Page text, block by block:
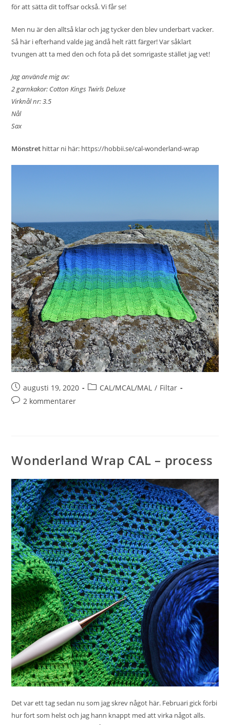
för att sätta dit toffsar också. Vi får se!
Men nu är den alltså klar och jag tycker den blev underbart vacker.
Så här i efterhand valde jag ändå helt rätt färger! Var såklart
tvungen att ta med den och fota på det somrigaste stället jag vet!
Jag använde mig av:
2 garnkakor: Cotton Kings Twirls Deluxe
Virknål nr: 3.5
Nål
Sax
Mönstret hittar ni här: https://hobbii.se/cal-wonderland-wrap
augusti 19, 2020 CAL/MCAL/MAL / Filtar
2 kommentarer
Wonderland Wrap CAL – process
Det var ett tag sedan nu som jag skrev något här. Februari gick förbi
hur fort som helst och jag hann knappt med att virka något alls.